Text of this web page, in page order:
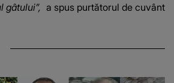
gâtului”, a spus purtătorul de cuvânt